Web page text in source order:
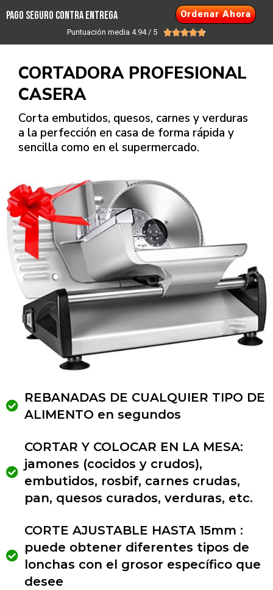
PAGO SEGURO CONTRA ENTREGA Ordenar Ahora
Puntuación media 4.94 / 5 
CORTADORA PROFESIONAL
CASERA
Corta embutidos, quesos, carnes y verduras
a la perfección en casa de forma rápida y
sencilla como en el supermercado.
REBANADAS DE CUALQUIER TIPO DE
ALIMENTO en segundos
CORTAR Y COLOCAR EN LA MESA:
jamones (cocidos y crudos),
embutidos, rosbif, carnes crudas,
pan, quesos curados, verduras, etc.
CORTE AJUSTABLE HASTA 15mm :
puede obtener diferentes tipos de
lonchas con el grosor específico que
desee